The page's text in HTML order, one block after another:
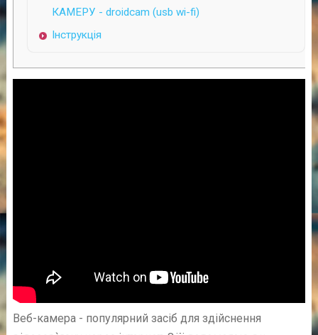
КАМЕРУ - droidcam (usb wi-fi)
Інструкція
Веб-камера - популярний засіб для здійснення